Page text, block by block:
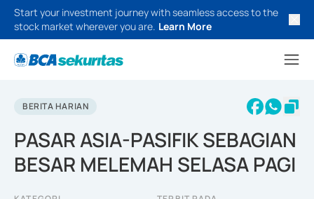
Start your investment journey with seamless access to the
stock market wherever you are. Learn More
BERITA HARIAN
PASAR ASIA-PASIFIK SEBAGIAN
BESAR MELEMAH SELASA PAGI